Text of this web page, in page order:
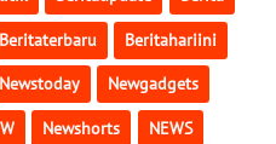
Beritaterbaru Beritahariini
Newstoday Newgadgets
Newshorts NEWS